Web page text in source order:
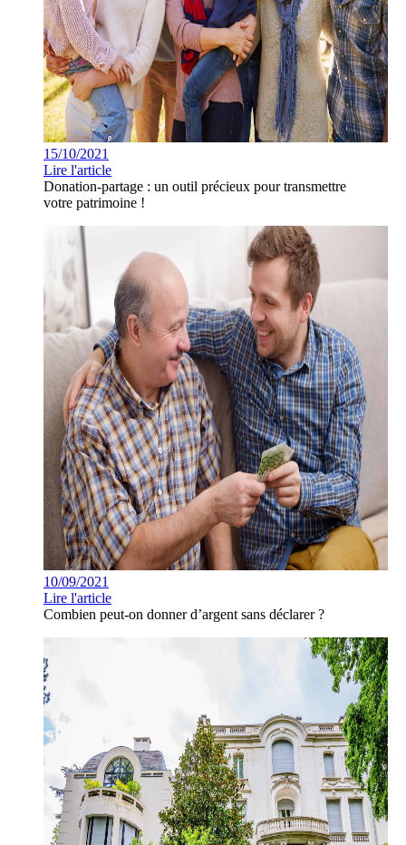
15/10/2021
Lire l'article
Donation-partage : un outil précieux pour transmettre
votre patrimoine !
10/09/2021
Lire l'article
Combien peut-on donner d’argent sans déclarer ?